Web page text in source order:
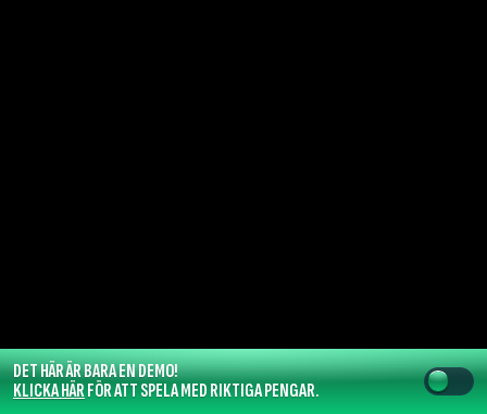
DET HÄR ÄR BARA EN DEMO!
KLICKA HÄRFÖR ATT SPELA MED RIKTIGA PENGAR.